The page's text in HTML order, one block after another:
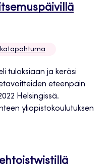
tuloksiaan ja keräsi
eteenpäin
Helsingissä.
yliopistokoulutuksen